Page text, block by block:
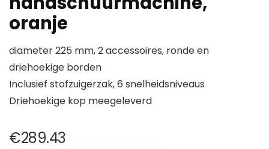
oranje
diameter 225 mm, 2 accessoires, ronde en
driehoekige borden
Inclusief stofzuigerzak, 6 snelheidsniveaus
Driehoekige kop meegeleverd
€289.43